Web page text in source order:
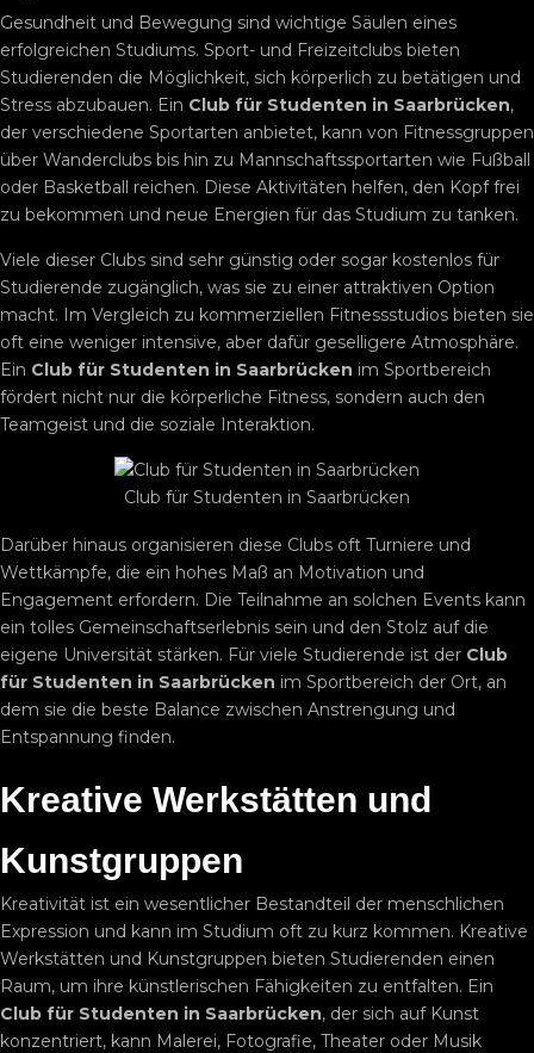
Gesundheit und Bewegung sind wichtige Säulen eines
erfolgreichen Studiums. Sport- und Freizeitclubs bieten
Studierenden die Möglichkeit, sich körperlich zu betätigen und
Stress abzubauen. Ein Club für Studenten in Saarbrücken,
der verschiedene Sportarten anbietet, kann von Fitnessgruppen
über Wanderclubs bis hin zu Mannschaftssportarten wie Fußball
oder Basketball reichen. Diese Aktivitäten helfen, den Kopf frei
zu bekommen und neue Energien für das Studium zu tanken.
Viele dieser Clubs sind sehr günstig oder sogar kostenlos für
Studierende zugänglich, was sie zu einer attraktiven Option
macht. Im Vergleich zu kommerziellen Fitnessstudios bieten sie
oft eine weniger intensive, aber dafür geselligere Atmosphäre.
Ein Club für Studenten in Saarbrücken im Sportbereich
fördert nicht nur die körperliche Fitness, sondern auch den
Teamgeist und die soziale Interaktion.
Club für Studenten in Saarbrücken
Darüber hinaus organisieren diese Clubs oft Turniere und
Wettkämpfe, die ein hohes Maß an Motivation und
Engagement erfordern. Die Teilnahme an solchen Events kann
ein tolles Gemeinschaftserlebnis sein und den Stolz auf die
eigene Universität stärken. Für viele Studierende ist der Club
für Studenten in Saarbrücken im Sportbereich der Ort, an
dem sie die beste Balance zwischen Anstrengung und
Entspannung finden.
Kreative Werkstätten und
Kunstgruppen
Kreativität ist ein wesentlicher Bestandteil der menschlichen
Expression und kann im Studium oft zu kurz kommen. Kreative
Werkstätten und Kunstgruppen bieten Studierenden einen
Raum, um ihre künstlerischen Fähigkeiten zu entfalten. Ein
Club für Studenten in Saarbrücken, der sich auf Kunst
konzentriert, kann Malerei, Fotografie, Theater oder Musik